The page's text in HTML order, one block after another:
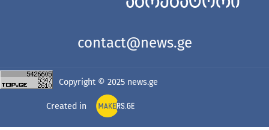
contact@news.ge
Copyright © 2025 news.ge
Created in